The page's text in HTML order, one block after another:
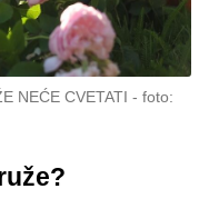
NEĆE CVETATI
foto: